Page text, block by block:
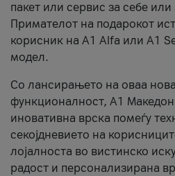
пакет или сервис за себе или
Примателот на подарокот
корисник на А1 Alfa или A1
модел.
Со лансирањето на оваа
функционалност, А1
иновативна врска помеѓу
секојдневието на
лојалноста во вистинско
радост и персонализирана